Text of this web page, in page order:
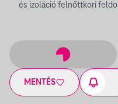
és izoláció felnőttkori
MENTÉS